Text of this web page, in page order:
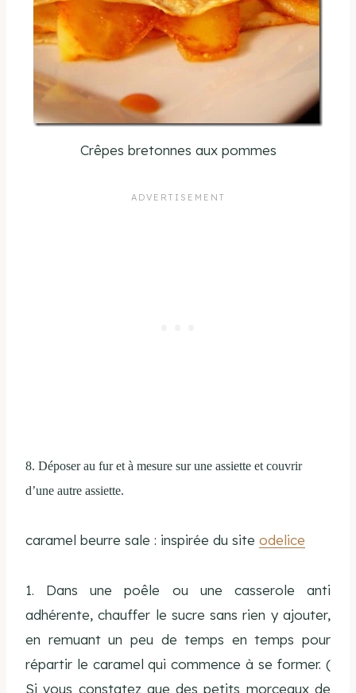
Crêpes bretonnes aux pommes
8. Déposer au fur et à mesure sur une assiette et couvrir
d’une autre assiette.
caramel beurre sale : inspirée du site odelice
1. Dans une poêle ou une casserole anti
adhérente, chauffer le sucre sans rien y ajouter,
en remuant un peu de temps en temps pour
répartir le caramel qui commence à se former. (
Si vous constatez que des petits morceaux de